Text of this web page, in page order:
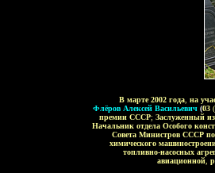
В марте 2002 года, на
Флёров Алексей Васильевич (03 (
премии СССР; Заслуженный
Начальник отдела Особого
Совета Министров СССР по
химического
топливно-насосных
авиационной